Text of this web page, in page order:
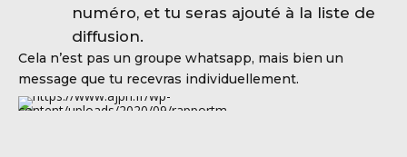
numéro, et tu seras ajouté à la liste de
diffusion.
Cela n’est pas un groupe whatsapp, mais bien un
message que tu recevras individuellement.